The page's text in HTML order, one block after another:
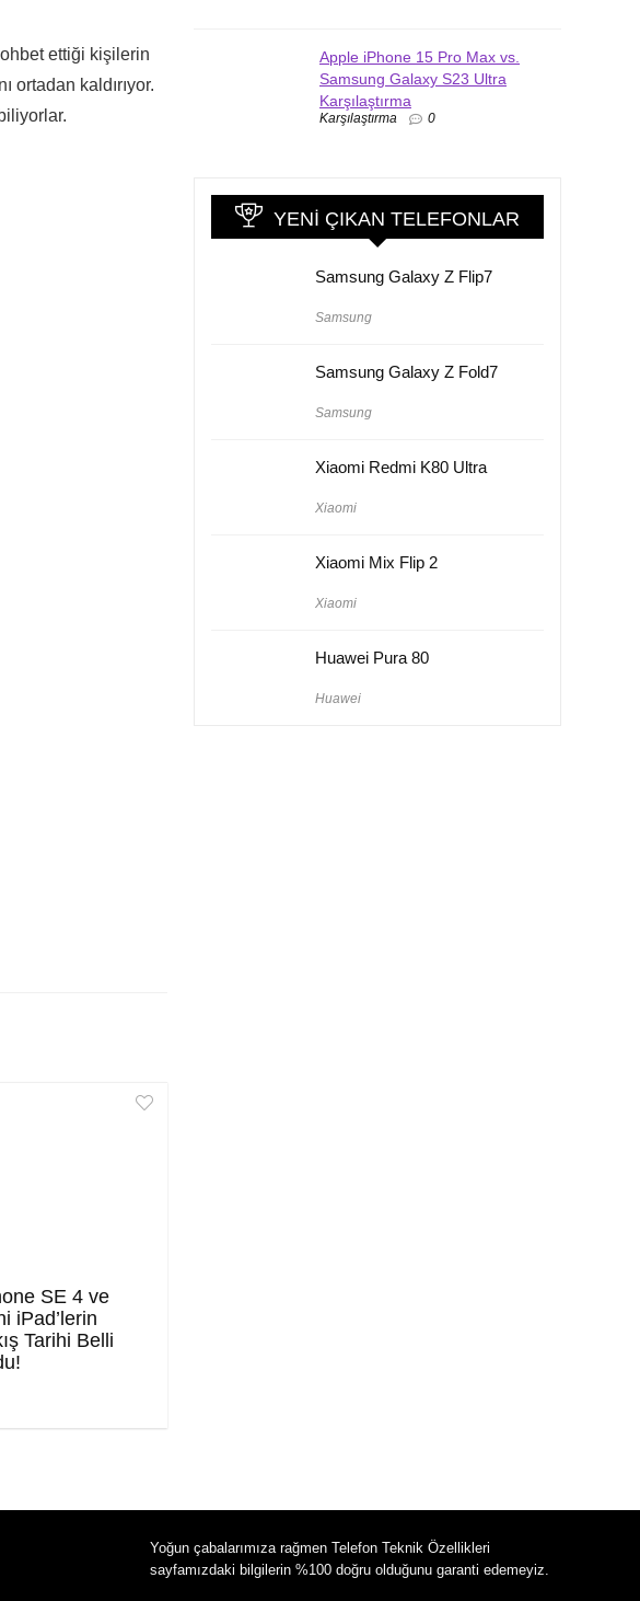
ettiği kişilerin
ortadan kaldırıyor.
SE 4 ve
iPad’lerin
Tarihi Belli
Apple iPhone 15 Pro Max vs.
Samsung Galaxy S23 Ultra
Karşılaştırma
Karşılaştırma 0
YENI ÇIKAN TELEFONLAR
Samsung Galaxy Z Flip7
Samsung
Samsung Galaxy Z Fold7
Samsung
Xiaomi Redmi K80 Ultra
Xiaomi
Xiaomi Mix Flip 2
Xiaomi
Huawei Pura 80
Huawei
Yoğun çabalarımıza rağmen Telefon Teknik Özellikleri
sayfamızdaki bilgilerin %100 doğru olduğunu garanti edemeyiz.